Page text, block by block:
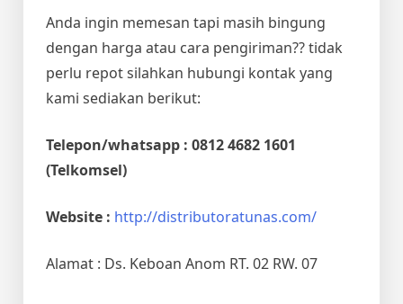
Anda ingin memesan tapi masih bingung
dengan harga atau cara pengiriman?? tidak
perlu repot silahkan hubungi kontak yang
kami sediakan berikut:
Telepon/whatsapp : 0812 4682 1601
(Telkomsel)
Website : http://distributoratunas.com/
Alamat : Ds. Keboan Anom RT. 02 RW. 07